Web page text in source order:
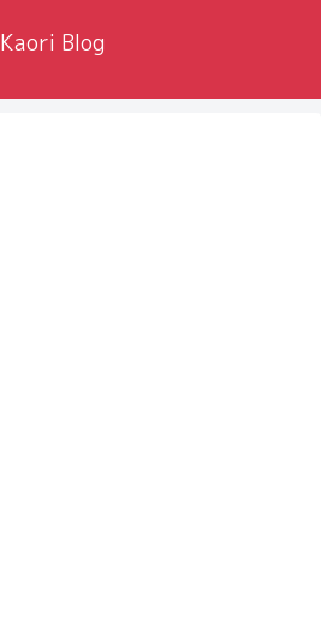
Kaori Blog